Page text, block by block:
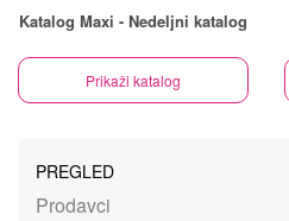
Katalog Maxi - Nedeljni katalog
Prikaži katalog
PREGLED
Prodavci